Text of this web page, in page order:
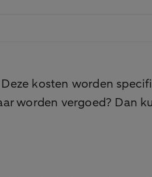
kosten worden
worden vergoed? Dan